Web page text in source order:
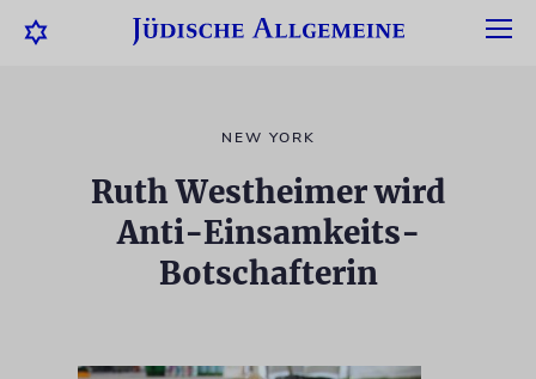
NEW YORK
Ruth Westheimer wird
Anti-Einsamkeits-
Botschafterin